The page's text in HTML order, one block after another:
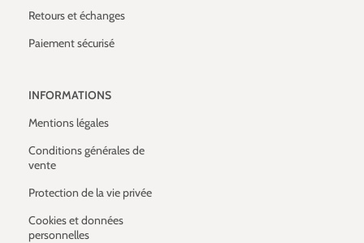
Retours et échanges
Paiement sécurisé
INFORMATIONS
Mentions légales
Conditions générales de
vente
Protection de la vie privée
Cookies et données
personnelles